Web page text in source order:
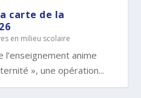
de l’enseignement
de
carte de la
en milieu scolaire
l’enseignement anime
», une opération...